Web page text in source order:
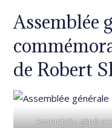
Assemblée
de Robert
Assemblée